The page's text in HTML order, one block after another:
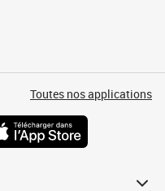
Toutes nos applications